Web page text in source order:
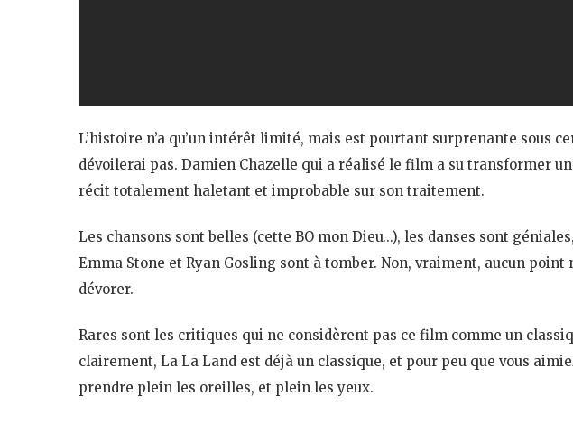
L’histoire n’a qu’un intérêt limité, mais est pourtant surprenante sous
dévoilerai pas. Damien Chazelle qui a réalisé le film a su transformer
récit totalement haletant et improbable sur son traitement.
Les chansons sont belles (cette BO mon Dieu…), les danses sont
Emma Stone et Ryan Gosling sont à tomber. Non, vraiment, aucun
dévorer.
Rares sont les critiques qui ne considèrent pas ce film comme un
clairement, La La Land est déjà un classique, et pour peu que vous
prendre plein les oreilles, et plein les yeux.